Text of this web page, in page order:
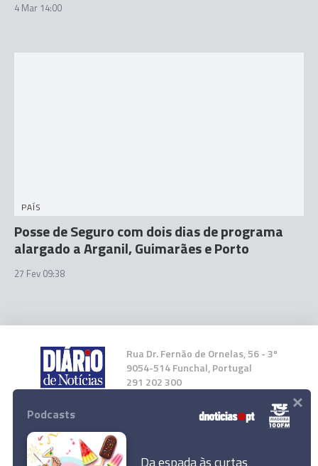
4 Mar 14:00
PAÍS
Posse de Seguro com dois dias de programa
alargado a Arganil, Guimarães e Porto
27 Fev 09:38
Rua Dr. Fernão de Ornelas, 56 - 3º
9054-514 Funchal, Portugal
291 202 300
Instale a nossa App
Podcasts
Da espada às curtas
×